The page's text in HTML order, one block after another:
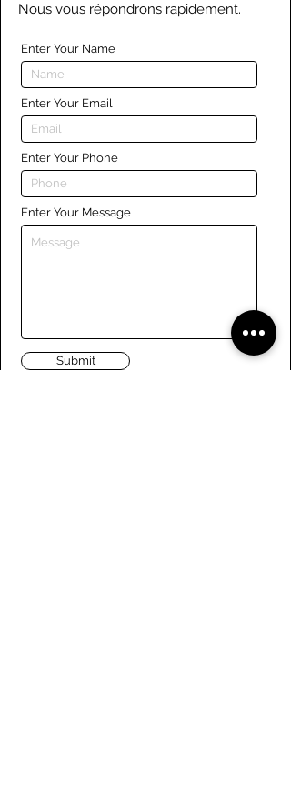
Nous vous répondrons rapidement.
Enter Your Name
Enter Your Email
Enter Your Phone
Enter Your Message
Submit